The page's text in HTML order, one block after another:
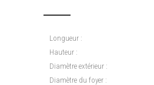
Longueur :
Hauteur :
Diamètre extérieur :
Diamètre du foyer :